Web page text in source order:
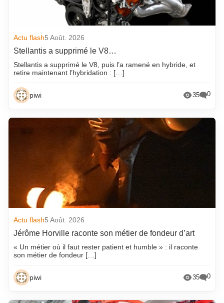
Actu flash5 Août. 2026
Stellantis a supprimé le V8…
Stellantis a supprimé le V8, puis l’a ramené en hybride, et
retire maintenant l’hybridation : […]
piwi 35 0
Actu flash5 Août. 2026
Jérôme Horville raconte son métier de fondeur d’art
« Un métier où il faut rester patient et humble » : il raconte
son métier de fondeur […]
piwi 35 0